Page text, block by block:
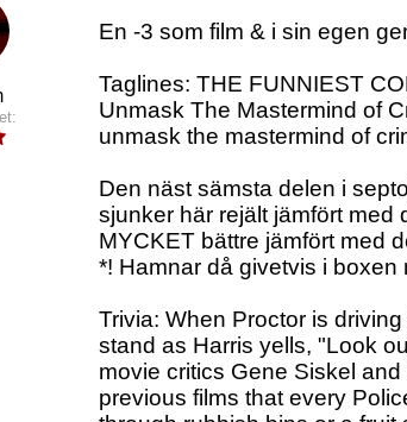
En -3 som film & i sin egen
Taglines: THE FUNNIEST
Unmask The Mastermind of
unmask the mastermind of
Den näst sämsta delen i
sjunker här rejält jämfört med
MYCKET bättre jämfört med
*! Hamnar då givetvis i
Trivia: When Proctor is
stand as Harris yells, "Look
movie critics Gene Siskel
previous films that every